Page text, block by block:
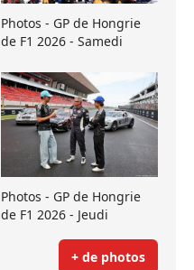
Photos - GP de Hongrie
de F1 2026 - Samedi
Photos - GP de Hongrie
de F1 2026 - Jeudi
+ de photos